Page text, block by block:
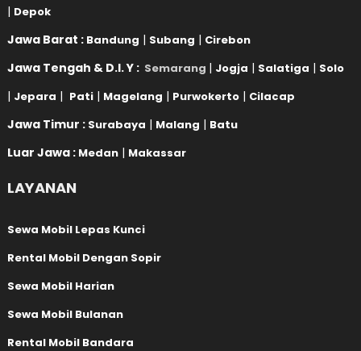
| Depok
Jawa Barat : Bandung | Subang | Cirebon
Jawa Tengah & D.I. Y : Semarang | Jogja | Salatiga | Solo
| Jepara | Pati | Magelang | Purwokerto | Cilacap
Jawa Timur : Surabaya | Malang | Batu
Luar Jawa : Medan | Makassar
LAYANAN
Sewa Mobil Lepas Kunci
Rental Mobil Dengan Sopir
Sewa Mobil Harian
Sewa Mobil Bulanan
Rental Mobil Bandara